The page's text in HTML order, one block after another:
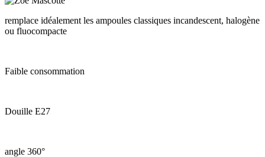
remplace idéalement les ampoules classiques incandescent, halogène
ou fluocompacte
Faible consommation
Douille E27
angle 360°